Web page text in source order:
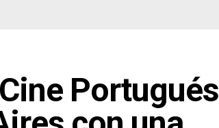
Portugués